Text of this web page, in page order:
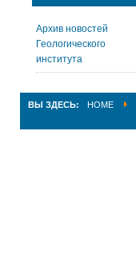
Архив новостей
Геологического
института
ВЫ ЗДЕСЬ: HOME